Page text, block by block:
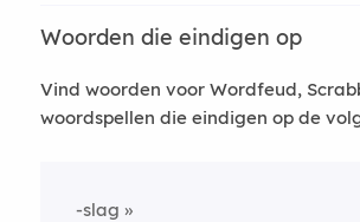
Woorden die eindigen op
Vind woorden voor Wordfeud,
woordspellen die eindigen op de
-slag